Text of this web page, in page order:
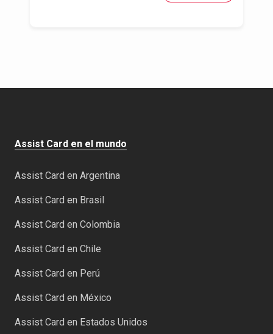
Assist Card en el mundo
Assist Card en Argentina
Assist Card en Brasil
Assist Card en Colombia
Assist Card en Chile
Assist Card en Perú
Assist Card en México
Assist Card en Estados Unidos